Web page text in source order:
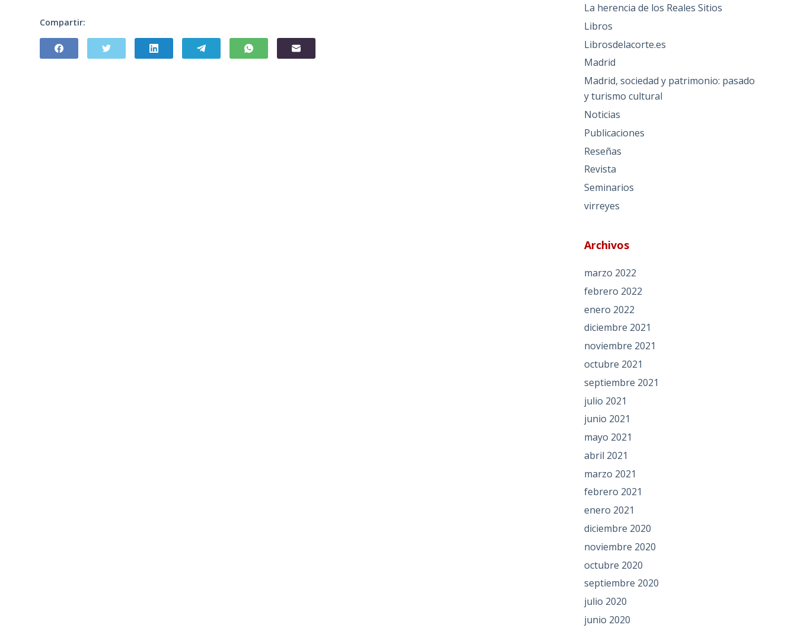
Compartir:
La herencia de los Reales Sitios
Libros
Librosdelacorte.es
Madrid
Madrid, sociedad y patrimonio: pasado
y turismo cultural
Noticias
Publicaciones
Reseñas
Revista
Seminarios
virreyes
Archivos
marzo 2022
febrero 2022
enero 2022
diciembre 2021
noviembre 2021
octubre 2021
septiembre 2021
julio 2021
junio 2021
mayo 2021
abril 2021
marzo 2021
febrero 2021
enero 2021
diciembre 2020
noviembre 2020
octubre 2020
septiembre 2020
julio 2020
junio 2020